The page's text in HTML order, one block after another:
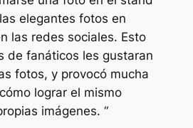
elegantes fotos en
las redes sociales. Esto
de fanáticos les gustaran
fotos, y provocó mucha
lograr el mismo
imágenes. “